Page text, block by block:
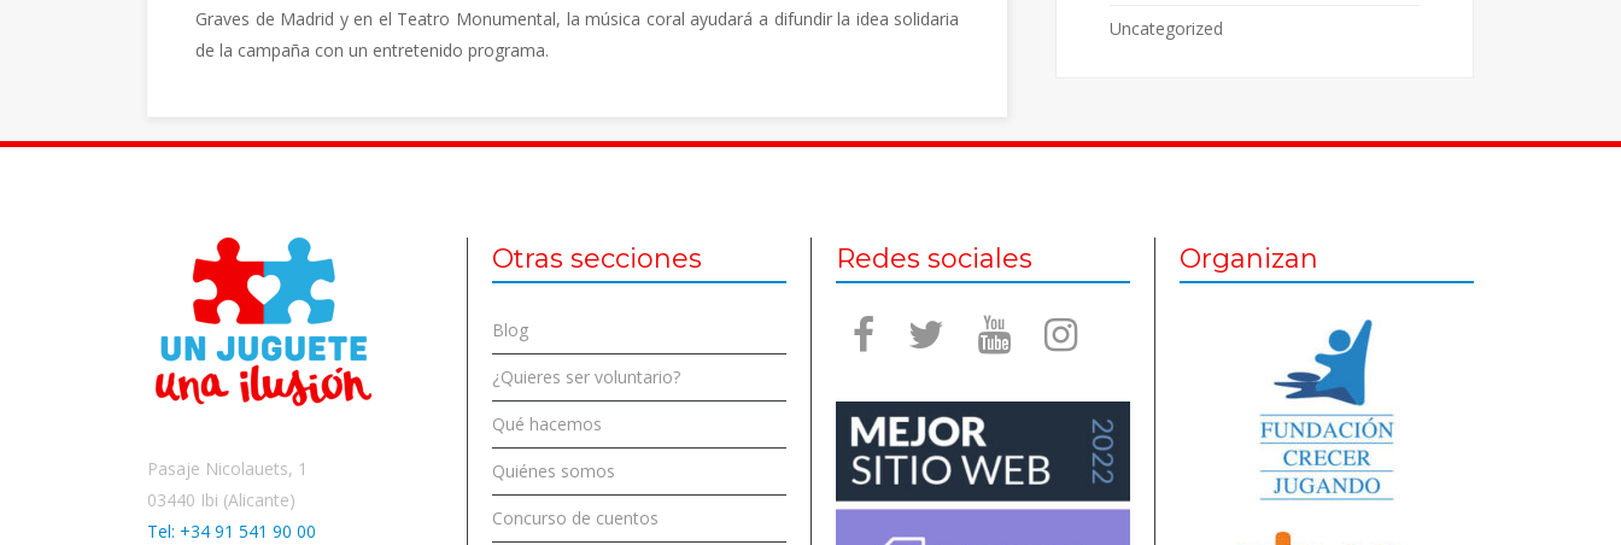
Graves de Madrid y en el Teatro Monumental, la música coral ayudará a difundir la idea solidaria
de la campaña con un entretenido programa.
Uncategorized
Pasaje Nicolauets, 1
03440 Ibi (Alicante)
Tel: +34 91 541 90 00
Otras secciones
Blog
¿Quieres ser voluntario?
Qué hacemos
Quiénes somos
Concurso de cuentos
Redes sociales Organizan